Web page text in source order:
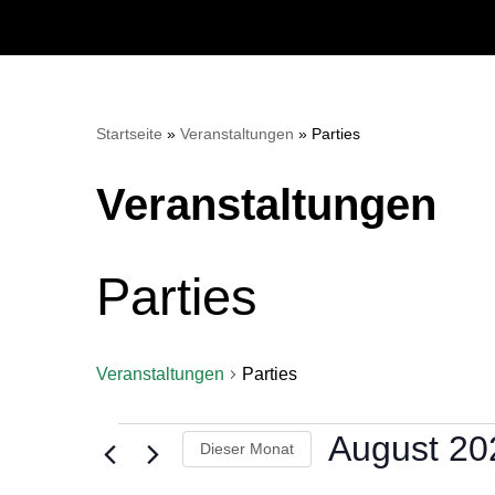
Zum
Startseite » Veranstaltungen » Parties
Veranstaltungen
Parties
Veranstaltungen Parties
Dieser Monat August